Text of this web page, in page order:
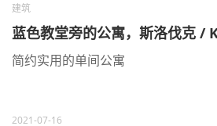
建筑
蓝色教堂旁的公寓，斯洛伐克 /
简约实用的单间公寓
2021-07-16